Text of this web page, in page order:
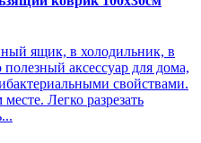
ящик, в холодильник, в
аксессуар для дома,
свойствами.
Легко разрезать